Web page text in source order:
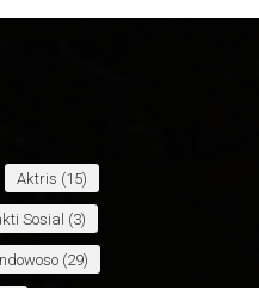
Aktris (15)
Sosial (3)
(29)